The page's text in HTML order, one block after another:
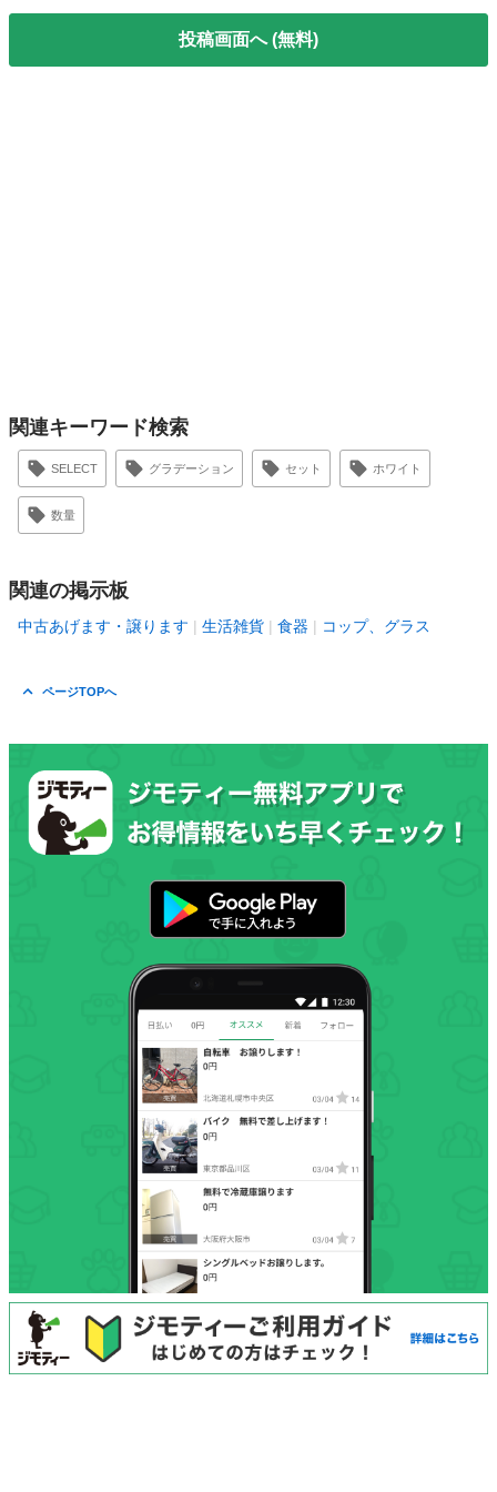
投稿画面へ (無料)
関連キーワード検索
SELECT グラデーション セット ホワイト
数量
関連の掲示板
中古あげます・譲ります 生活雑貨 食器 コップ、グラス
ページTOPへ